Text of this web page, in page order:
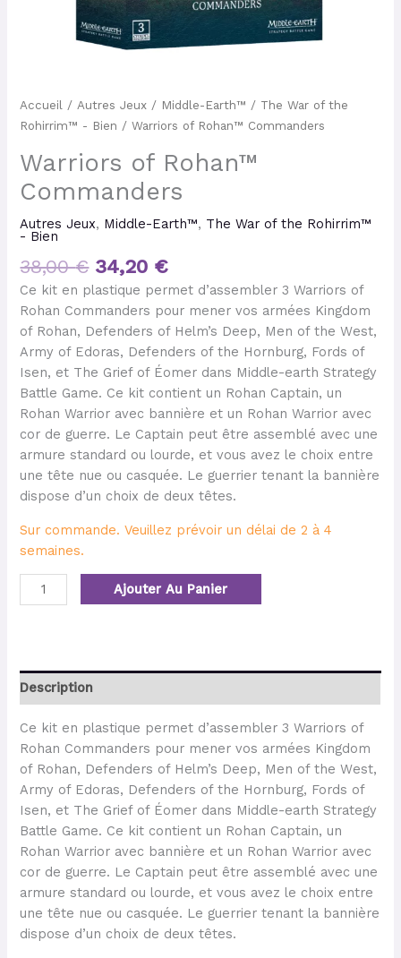
Accueil /Autres Jeux / Middle-Earth™ / The War of the
Rohirrim™ - Bien / Warriors of Rohan™ Commanders
Warriors of Rohan™
Commanders
Autres Jeux, Middle-Earth™, The War of the Rohirrim™
- Bien
38,00€ 34,20 €
Ce kit en plastique permet d’assembler 3 Warriors of
Rohan Commanders pour mener vos armées Kingdom
of Rohan, Defenders of Helm’s Deep, Men of the West,
Army of Edoras, Defenders of the Hornburg, Fords of
Isen, et The Grief of Éomer dans Middle-earth Strategy
Battle Game. Ce kit contient un Rohan Captain, un
Rohan Warrior avec bannière et un Rohan Warrior avec
cor de guerre. Le Captain peut être assemblé avec une
armure standard ou lourde, et vous avez le choix entre
une tête nue ou casquée. Le guerrier tenant la bannière
dispose d’un choix de deux têtes.
Sur commande. Veuillez prévoir un délai de 2 à 4
semaines.
Ajouter Au Panier
Description
Ce kit en plastique permet d’assembler 3 Warriors of
Rohan Commanders pour mener vos armées Kingdom
of Rohan, Defenders of Helm’s Deep, Men of the West,
Army of Edoras, Defenders of the Hornburg, Fords of
Isen, et The Grief of Éomer dans Middle-earth Strategy
Battle Game. Ce kit contient un Rohan Captain, un
Rohan Warrior avec bannière et un Rohan Warrior avec
cor de guerre. Le Captain peut être assemblé avec une
armure standard ou lourde, et vous avez le choix entre
une tête nue ou casquée. Le guerrier tenant la bannière
dispose d’un choix de deux têtes.